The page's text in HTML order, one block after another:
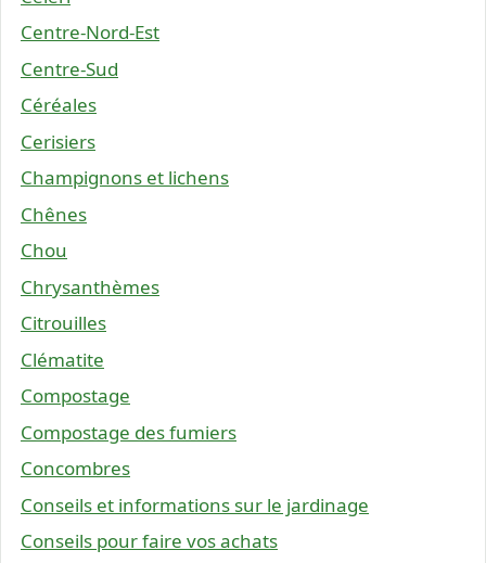
Centre-Nord-Est
Centre-Sud
Céréales
Cerisiers
Champignons et lichens
Chênes
Chou
Chrysanthèmes
Citrouilles
Clématite
Compostage
Compostage des fumiers
Concombres
Conseils et informations sur le jardinage
Conseils pour faire vos achats